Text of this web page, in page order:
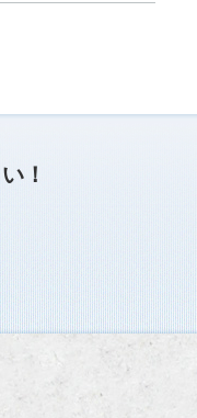
せんので、ご了
ど、よろしくお願
更新停止のお知
26～04/29、05/0
各位
！